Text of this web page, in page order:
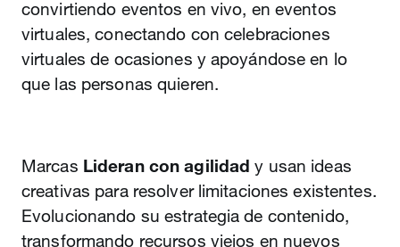
convirtiendo eventos en vivo, en eventos
virtuales, conectando con celebraciones
virtuales de ocasiones y apoyándose en lo
que las personas quieren.
Marcas Lideran con agilidad y usan ideas
creativas para resolver limitaciones existentes.
Evolucionando su estrategia de contenido,
transformando recursos viejos en nuevos